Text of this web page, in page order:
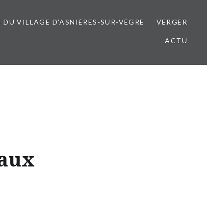
VILLAGE D’ASNIÈRES-SUR-VÈGRE VERGER
ACTU